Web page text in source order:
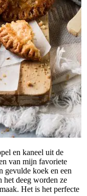
en kaneel uit de
van mijn favoriete
gevulde koek en een
het deeg worden ze
Het is het perfecte